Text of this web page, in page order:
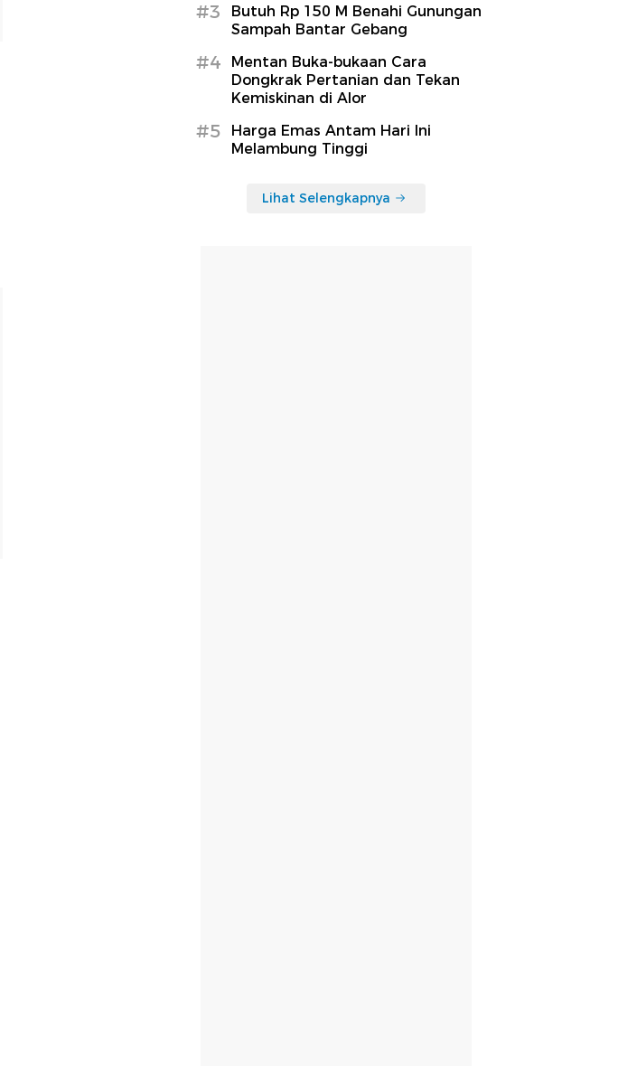
#3
Butuh Rp 150 M Benahi Gunungan
Sampah Bantar Gebang
#4
Mentan Buka-bukaan Cara
Dongkrak Pertanian dan Tekan
Kemiskinan di Alor
#5
Harga Emas Antam Hari Ini
Melambung Tinggi
Lihat Selengkapnya